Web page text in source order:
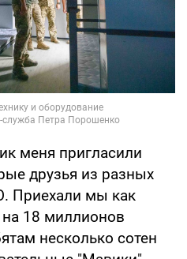
меня пригласили
друзья из разных
Приехали мы как
на 18 миллионов
несколько сотен